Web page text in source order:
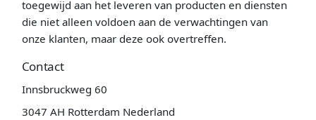
toegewijd aan het leveren van producten en diensten
die niet alleen voldoen aan de verwachtingen van
onze klanten, maar deze ook overtreffen.
Contact
Innsbruckweg 60
3047 AH Rotterdam Nederland